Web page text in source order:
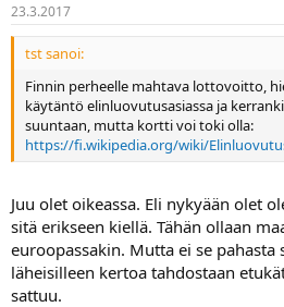
23.3.2017
tst sanoi:
Finnin perheelle mahtava lottovoitto,
käytäntö elinluovutusasiassa ja
suuntaan, mutta kortti voi toki olla:
https://fi.wikipedia.org/wiki/
Juu olet oikeassa. Eli nykyään olet
sitä erikseen kiellä. Tähän ollaan
euroopassakin. Mutta ei se pahasta
läheisilleen kertoa tahdostaan
sattuu.